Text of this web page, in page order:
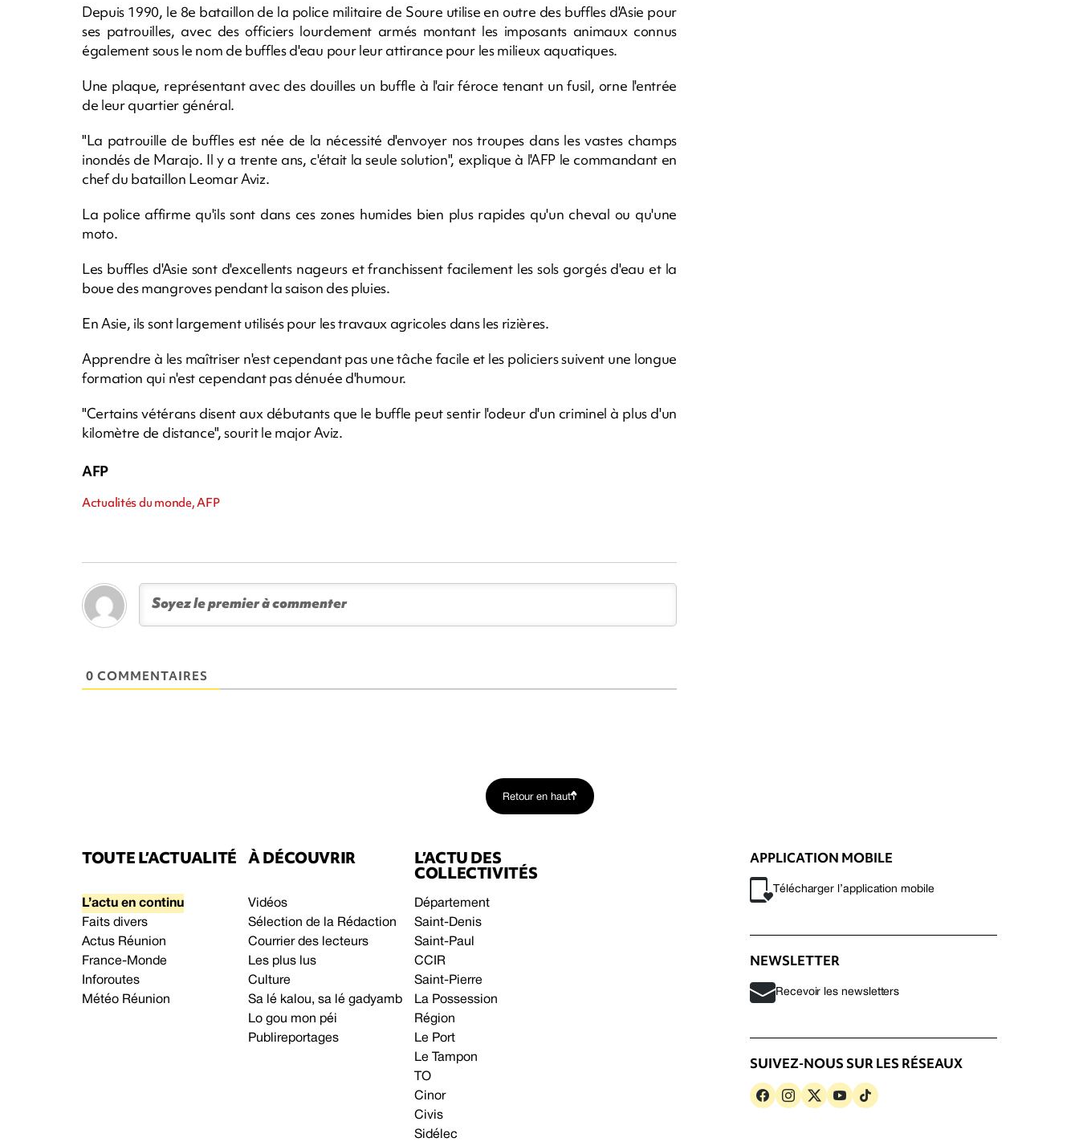
Depuis 1990, le 8e bataillon de la police militaire de Soure utilise en outre des buffles d'Asie pour
ses patrouilles, avec des officiers lourdement armés montant les imposants animaux connus
également sous le nom de buffles d'eau pour leur attirance pour les milieux aquatiques.
Une plaque, représentant avec des douilles un buffle à l'air féroce tenant un fusil, orne l'entrée
de leur quartier général.
"La patrouille de buffles est née de la nécessité d'envoyer nos troupes dans les vastes champs
inondés de Marajo. Il y a trente ans, c'était la seule solution", explique à l'AFP le commandant en
chef du bataillon Leomar Aviz.
La police affirme qu'ils sont dans ces zones humides bien plus rapides qu'un cheval ou qu'une
moto.
Les buffles d'Asie sont d'excellents nageurs et franchissent facilement les sols gorgés d'eau et la
boue des mangroves pendant la saison des pluies.
En Asie, ils sont largement utilisés pour les travaux agricoles dans les rizières.
Apprendre à les maîtriser n'est cependant pas une tâche facile et les policiers suivent une longue
formation qui n'est cependant pas dénuée d'humour.
"Certains vétérans disent aux débutants que le buffle peut sentir l'odeur d'un criminel à plus d'un
kilomètre de distance", sourit le major Aviz.
AFP
Actualités du monde, AFP
0 COMMENTAIRES
Retour en haut
TOUTE L’ACTUALITÉ
L’actu en continu
Faits divers
Actus Réunion
France-Monde
Inforoutes
Météo Réunion
À DÉCOUVRIR
Vidéos
Sélection de la Rédaction
Courrier des lecteurs
Les plus lus
Culture
Sa lé kalou, sa lé gadyamb
Lo gou mon péi
Publireportages
L’ACTU DES
COLLECTIVITÉS
Département
Saint-Denis
Saint-Paul
CCIR
Saint-Pierre
La Possession
Région
Le Port
Le Tampon
TO
Cinor
Civis
Sidélec
APPLICATION MOBILE
Télécharger l’application mobile
NEWSLETTER
Recevoir les newsletters
SUIVEZ-NOUS SUR LES RÉSEAUX